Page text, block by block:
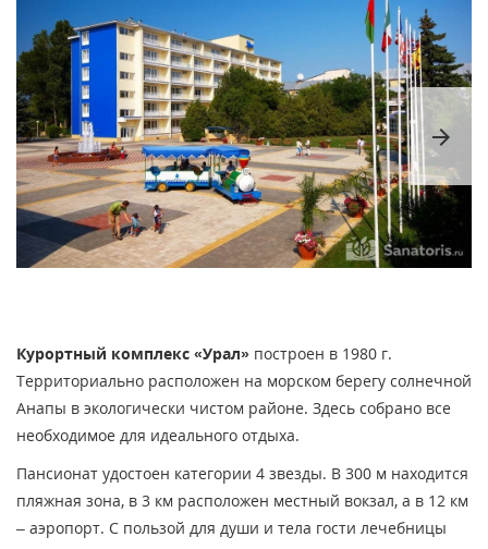
arrow_forward
Курортный комплекс «Урал» построен в 1980 г.
Территориально расположен на морском берегу солнечной
Анапы в экологически чистом районе. Здесь собрано все
необходимое для идеального отдыха.
Пансионат удостоен категории 4 звезды. В 300 м находится
пляжная зона, в 3 км расположен местный вокзал, а в 12 км
– аэропорт. С пользой для души и тела гости лечебницы